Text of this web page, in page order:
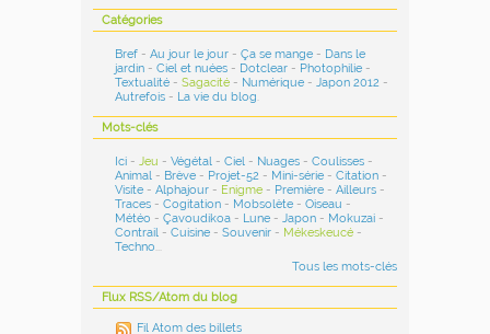
Catégories
Bref -Au jour le jour -Ça se mange - Dans le
jardin -Ciel et nuées - Dotclear - Photophilie -
Textualité -Sagacité - Numérique -Japon 2012 -
Autrefois - La vie du blog.
Mots-clés
Ici - Jeu -Végétal -Ciel - Nuages -Coulisses -
Animal - Brève - Projet-52 - Mini-série -Citation -
Visite -Alphajour - Enigme - Première -Ailleurs -
Traces -Cogitation - Mobsolète -Oiseau -
Météo -Çavoudikoa - Lune - Japon - Mokuzai -
Contrail -Cuisine -Souvenir - Mékeskeucé -
Techno
Tous les mots-clés
Flux RSS/Atom du blog
Fil Atom des billets